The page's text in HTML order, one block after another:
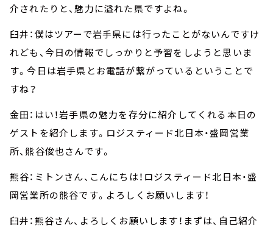
介されたりと、魅力に溢れた県ですよね。
臼井：僕はツアーで岩手県には行ったことがないんですけ
れども、今日の情報でしっかりと予習をしようと思いま
す。今日は岩手県とお電話が繋がっているということで
すね？
金田：はい！岩手県の魅力を存分に紹介してくれる本日の
ゲストを紹介します。ロジスティード北日本・盛岡営業
所、熊谷俊也さんです。
熊谷：ミトンさん、こんにちは！ロジスティード北日本・盛
岡営業所の熊谷です。よろしくお願いします！
臼井：熊谷さん、よろしくお願いします！まずは、自己紹介